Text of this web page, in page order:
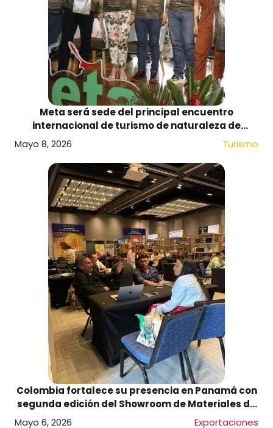
Meta será sede del principal encuentro
internacional de turismo de naturaleza de
Mayo 8, 2026 Turismo
Colombia fortalece su presencia en Panamá con
segunda edición del Showroom de Materiales de
Mayo 6, 2026 Exportaciones